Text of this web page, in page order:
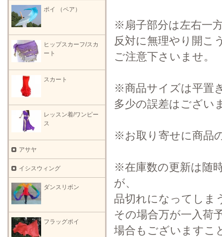
※扇子部分は左右一
反対に無理やり開こ
ご注意下さいませ。
※商品サイズは平置
多少の誤差はござい
※お取り寄せに商品
※在庫数の更新は随
が、
品切れになってしま
その場合万が一入荷
場合もございますこ
ポイ （ペア）
ヒップスカーフ/スカ
ート
スカート
レッスン着/ワンピー
ス
アサヤ
イシスウィング
ダンスリボン
フラッグポイ